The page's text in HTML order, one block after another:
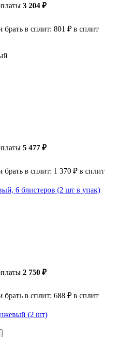
3 204 ₽
в сплит: 801 ₽ в сплит
5 477 ₽
в сплит: 1 370 ₽ в сплит
6 блистеров (2 шт в упак)
2 750 ₽
в сплит: 688 ₽ в сплит
(2 шт)